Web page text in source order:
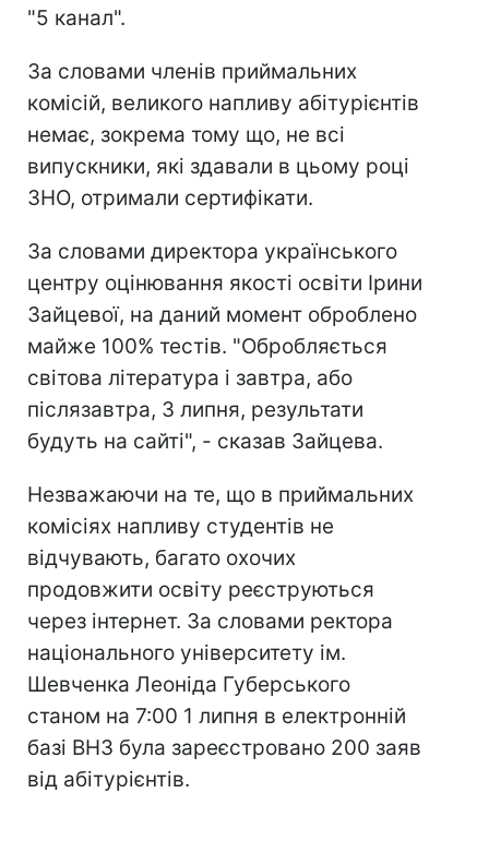
"5 канал".
За словами членів приймальних
комісій, великого напливу абітурієнтів
немає, зокрема тому що, не всі
випускники, які здавали в цьому році
ЗНО, отримали сертифікати.
За словами директора українського
центру оцінювання якості освіти Ірини
Зайцевої, на даний момент оброблено
майже 100% тестів. "Обробляється
світова література і завтра, або
післязавтра, 3 липня, результати
будуть на сайті", - сказав Зайцева.
Незважаючи на те, що в приймальних
комісіях напливу студентів не
відчувають, багато охочих
продовжити освіту реєструються
через інтернет. За словами ректора
національного університету ім.
Шевченка Леоніда Губерського
станом на 7:00 1 липня в електронній
базі ВНЗ була зареєстровано 200 заяв
від абітурієнтів.